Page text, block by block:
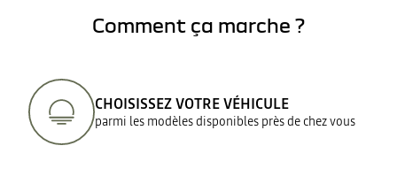
Comment ça marche ?
CHOISISSEZ VOTRE VÉHICULE
parmi les modèles disponibles près de chez vous